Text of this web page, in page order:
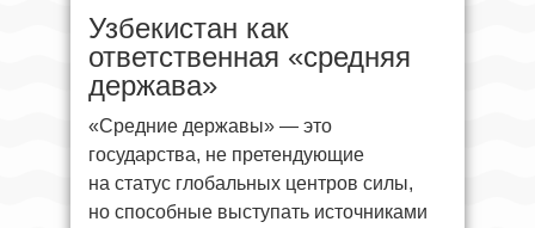
Узбекистан как
ответственная «средняя
держава»
«Средние державы» — это
государства, не претендующие
на статус глобальных центров силы,
но способные выступать источниками